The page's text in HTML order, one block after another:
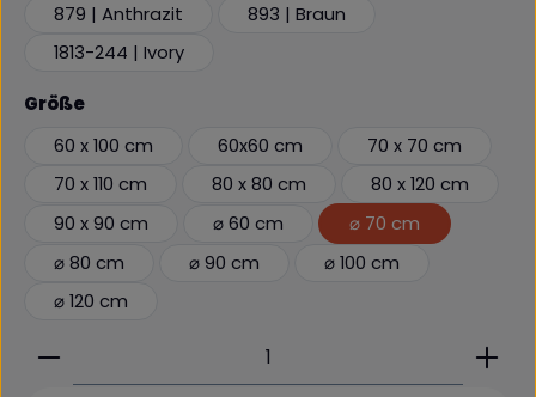
879 | Anthrazit
893 | Braun
1813-244 | Ivory
Größeauswählen
60 x 100 cm
60x60 cm
70 x 70 cm
70 x 110 cm
80 x 80 cm
80 x 120 cm
90 x 90 cm
⌀ 60 cm
⌀ 70 cm
⌀ 80 cm
⌀ 90 cm
⌀ 100 cm
⌀ 120 cm
Produkt Anzahl: Gib den gewünschten Wert